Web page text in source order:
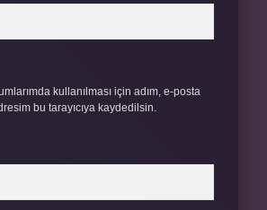
kullanılması için adım, e-posta
bu tarayıcıya kaydedilsin.